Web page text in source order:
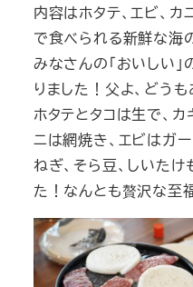
内容はホタテ、エビ、カ
で食べられる新鮮な海
みなさんの「おいしい
りました！父よ、どうも
ホタテとタコは生で、
ニは網焼き、エビはガ
ねぎ、そら豆、しいた
た！なんとも贅沢な至